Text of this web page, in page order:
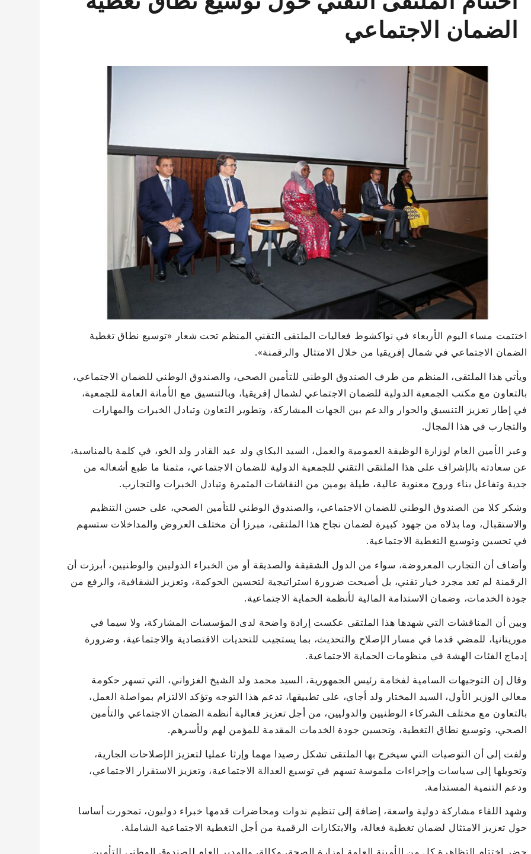
الضمان الاجتماعي
اختتمت مساء اليوم الأربعاء في نواكشوط فعاليات الملتقى التقني المنظم تحت شعار «توسيع نطاق تغطية
الضمان الاجتماعي في شمال إفريقيا من خلال الامتثال والرقمنة».
ويأتي هذا الملتقى، المنظم من طرف الصندوق الوطني للتأمين الصحي، والصندوق الوطني للضمان الاجتماعي،
بالتعاون مع مكتب الجمعية الدولية للضمان الاجتماعي لشمال إفريقيا، وبالتنسيق مع الأمانة العامة للجمعية،
في إطار تعزيز التنسيق والحوار والدعم بين الجهات المشاركة، وتطوير التعاون وتبادل الخبرات والمهارات
والتجارب في هذا المجال.
وعبر الأمين العام لوزارة الوظيفة العمومية والعمل، السيد البكاي ولد عبد القادر ولد الخو، في كلمة بالمناسبة،
عن سعادته بالإشراف على هذا الملتقى التقني للجمعية الدولية للضمان الاجتماعي، مثمنا ما طبع أشغاله من
جدية وتفاعل بناء وروح معنوية عالية، طيلة يومين من النقاشات المثمرة وتبادل الخبرات والتجارب.
وشكر كلا من الصندوق الوطني للضمان الاجتماعي، والصندوق الوطني للتأمين الصحي، على حسن التنظيم
والاستقبال، وما بذلاه من جهود كبيرة لضمان نجاح هذا الملتقى، مبرزا أن مختلف العروض والمداخلات ستسهم
في تحسين وتوسيع التغطية الاجتماعية.
وأضاف أن التجارب المعروضة، سواء من الدول الشقيقة والصديقة أو من الخبراء الدوليين والوطنيين، أبرزت أن
الرقمنة لم تعد مجرد خيار تقني، بل أصبحت ضرورة استراتيجية لتحسين الحوكمة، وتعزيز الشفافية، والرفع من
جودة الخدمات، وضمان الاستدامة المالية لأنظمة الحماية الاجتماعية.
وبين أن المناقشات التي شهدها هذا الملتقى عكست إرادة واضحة لدى المؤسسات المشاركة، ولا سيما في
موريتانيا، للمضي قدما في مسار الإصلاح والتحديث، بما يستجيب للتحديات الاقتصادية والاجتماعية، وضرورة
إدماج الفئات الهشة في منظومات الحماية الاجتماعية.
وقال إن التوجيهات السامية لفخامة رئيس الجمهورية، السيد محمد ولد الشيخ الغزواني، التي تسهر حكومة
معالي الوزير الأول، السيد المختار ولد أجاي، على تطبيقها، تدعم هذا التوجه وتؤكد الالتزام بمواصلة العمل،
بالتعاون مع مختلف الشركاء الوطنيين والدوليين، من أجل تعزيز فعالية أنظمة الضمان الاجتماعي والتأمين
الصحي، وتوسيع نطاق التغطية، وتحسين جودة الخدمات المقدمة للمؤمن لهم ولأسرهم.
ولفت إلى أن التوصيات التي سيخرج بها الملتقى تشكل رصيدا مهما وإرثا عمليا لتعزيز الإصلاحات الجارية،
وتحويلها إلى سياسات وإجراءات ملموسة تسهم في توسيع العدالة الاجتماعية، وتعزيز الاستقرار الاجتماعي،
ودعم التنمية المستدامة.
وشهد اللقاء مشاركة دولية واسعة، إضافة إلى تنظيم ندوات ومحاضرات قدمها خبراء دوليون، تمحورت أساسا
حول تعزيز الامتثال لضمان تغطية فعالة، والابتكارات الرقمية من أجل التغطية الاجتماعية الشاملة.